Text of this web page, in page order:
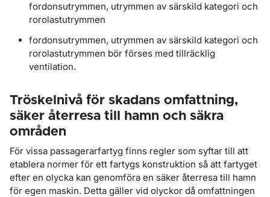
fordonsutrymmen, utrymmen av särskild kategori och
rorolastutrymmen
fordonsutrymmen, utrymmen av särskild kategori och
rorolastutrymmen bör förses med tillräcklig
ventilation.
Tröskelnivå för skadans omfattning,
säker återresa till hamn och säkra
områden
För vissa passagerarfartyg finns regler som syftar till att
etablera normer för ett fartygs konstruktion så att fartyget
efter en olycka kan genomföra en säker återresa till hamn
för egen maskin. Detta gäller vid olyckor då omfattningen